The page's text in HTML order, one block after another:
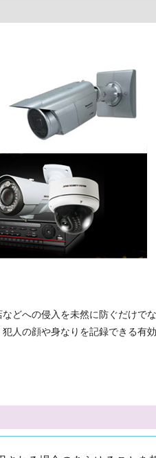
どへの侵入を未然に防ぐだけで
人の顔や身なりを記録できる有